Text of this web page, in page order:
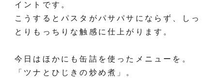
イントです。
こうするとパスタがパサパサにならず、しっ
とりもっちりな触感に仕上がります。
今日はほかにも缶詰を使ったメニューを。
「ツナとひじきの炒め煮」。